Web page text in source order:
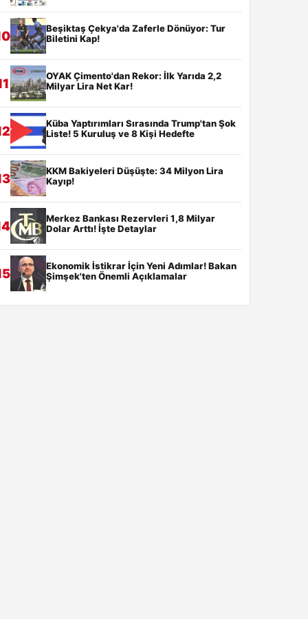
Beşiktaş Çekya'da Zaferle Dönüyor: Tur
Biletini Kap!
OYAK Çimento'dan Rekor: İlk Yarıda 2,2
Milyar Lira Net Kar!
Küba Yaptırımları Sırasında Trump'tan Şok
Liste! 5 Kuruluş ve 8 Kişi Hedefte
KKM Bakiyeleri Düşüşte: 34 Milyon Lira
Kayıp!
Merkez Bankası Rezervleri 1,8 Milyar
Dolar Arttı! İşte Detaylar
Ekonomik İstikrar İçin Yeni Adımlar! Bakan
Şimşek'ten Önemli Açıklamalar